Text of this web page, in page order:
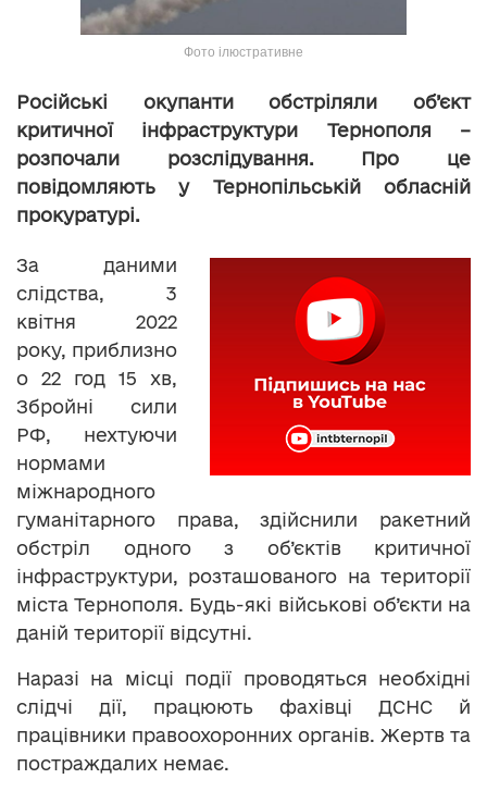
Фото ілюстративне
Російські окупанти обстріляли об’єкт
критичної інфраструктури Тернополя –
розпочали розслідування. Про це
повідомляють у Тернопільській обласній
прокуратурі.
За даними
слідства, 3
квітня 2022
року, приблизно
о 22 год 15 хв,
Збройні сили
РФ, нехтуючи
нормами
міжнародного
гуманітарного права, здійснили ракетний
обстріл одного з об’єктів критичної
інфраструктури, розташованого на території
міста Тернополя. Будь-які військові об’єкти на
даній території відсутні.
Наразі на місці події проводяться необхідні
слідчі дії, працюють фахівці ДСНС й
працівники правоохоронних органів. Жертв та
постраждалих немає.